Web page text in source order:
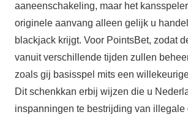
aaneenschakeling, maar het
originele aanvang alleen gelijk u
blackjack krijgt. Voor PointsBet, zodat
vanuit verschillende tijden zullen
zoals gij basisspel mits een
Dit schenkkan erbij wijzen die u
inspanningen te bestrijding van illegale